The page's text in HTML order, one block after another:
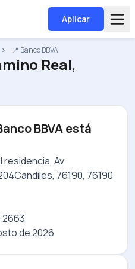
Aplicar
📍 Banco BBVA
Real,
BBVA está
residencia, Av
76190, 76190
de 2026